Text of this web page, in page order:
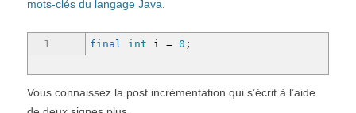
mots-clés du langage Java
1 final int i = 0 ;
Vous connaissez la post incrémentation qui s’écrit à l’aide